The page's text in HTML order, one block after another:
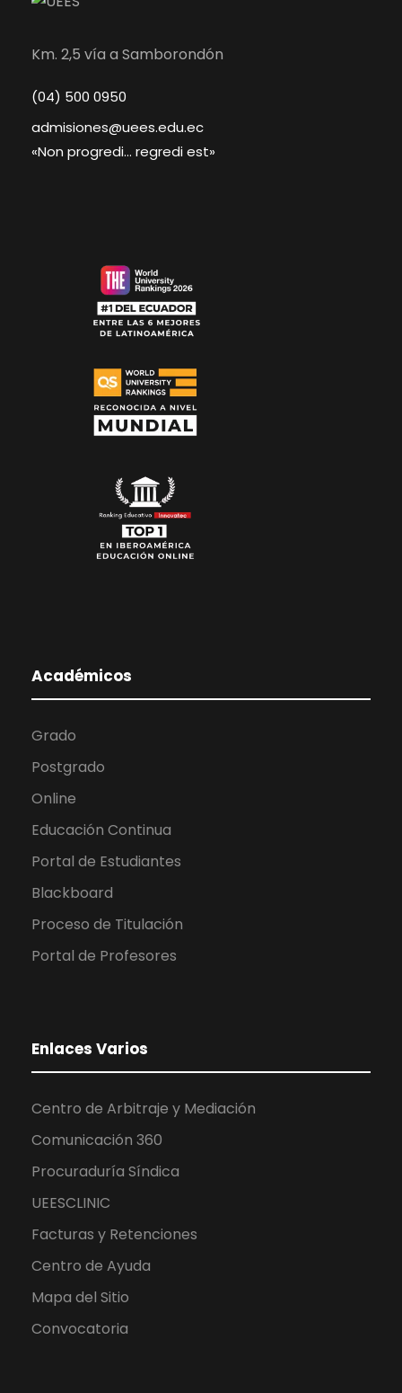
Km. 2,5 vía a Samborondón
(04) 500 0950
admisiones@uees.edu.ec
«Non progredi… regredi est»
Académicos
Grado
Postgrado
Online
Educación Continua
Portal de Estudiantes
Blackboard
Proceso de Titulación
Portal de Profesores
Enlaces Varios
Centro de Arbitraje y Mediación
Comunicación 360
Procuraduría Síndica
UEESCLINIC
Facturas y Retenciones
Centro de Ayuda
Mapa del Sitio
Convocatoria